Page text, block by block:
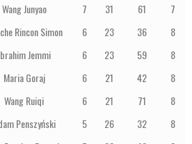
Wang Junyao 7 31 61
7
Rincon Simon 6 23 36
8
Jemmi 6 23 59
8
Maria Goraj 6 21 42
8
Wang Ruiqi 6 21 71
8
Penszyński 5 26 32
8